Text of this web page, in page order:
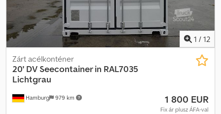
történő felrakásával. Érdeklődés esetén kérjük, adja meg a cég
nevét és a szállítási címet, majd egyedi ajánlatot készítünk.
1 / 12
Hamburg 979 km
Zárt acélkonténer
20' DV Seecontainer in RAL7035
Lichtgrau
1 800 EUR
Fix ár plusz ÁFA-val